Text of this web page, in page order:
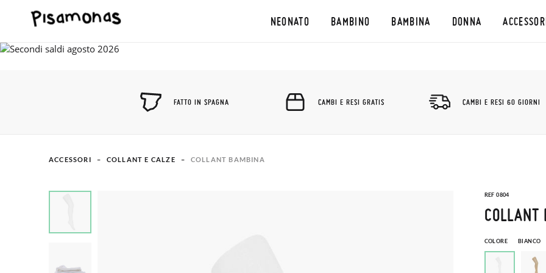
NEONATO BAMBINO BAMBINA DONNA
FATTO IN SPAGNA CAMBI E RESI GRATIS CAMBI E RESI 60 GIORNI
ACCESSORI COLLANT E CALZE COLLANT BAMBINA
REF 0804
COLORE BIANCO